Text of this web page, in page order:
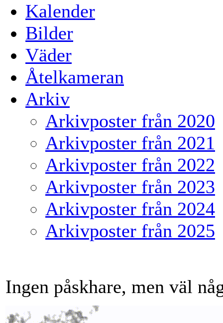
Kalender
Bilder
Väder
Åtelkameran
Arkiv
Arkivposter från 2020
Arkivposter från 2021
Arkivposter från 2022
Arkivposter från 2023
Arkivposter från 2024
Arkivposter från 2025
Ingen påskhare, men väl